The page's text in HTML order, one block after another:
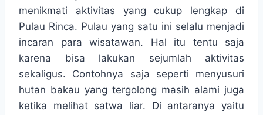
menikmati aktivitas yang cukup lengkap di
Pulau Rinca. Pulau yang satu ini selalu menjadi
incaran para wisatawan. Hal itu tentu saja
karena bisa lakukan sejumlah aktivitas
sekaligus. Contohnya saja seperti menyusuri
hutan bakau yang tergolong masih alami juga
ketika melihat satwa liar. Di antaranya yaitu